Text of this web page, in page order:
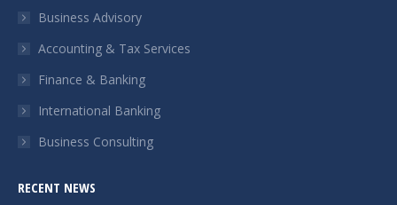
s'ouvre
une
nouvelle
fenêtre
s'ouvre
une
nouvelle
fenêtre
s'ouvre
une
nouvelle
fenêtre
s'ouvre
une
nouvelle
fenêtre
Business Advisory
Accounting & Tax Services
Finance & Banking
International Banking
Business Consulting
RECENT NEWS